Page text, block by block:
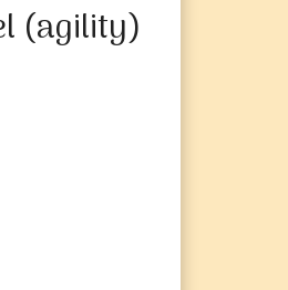
(agility)